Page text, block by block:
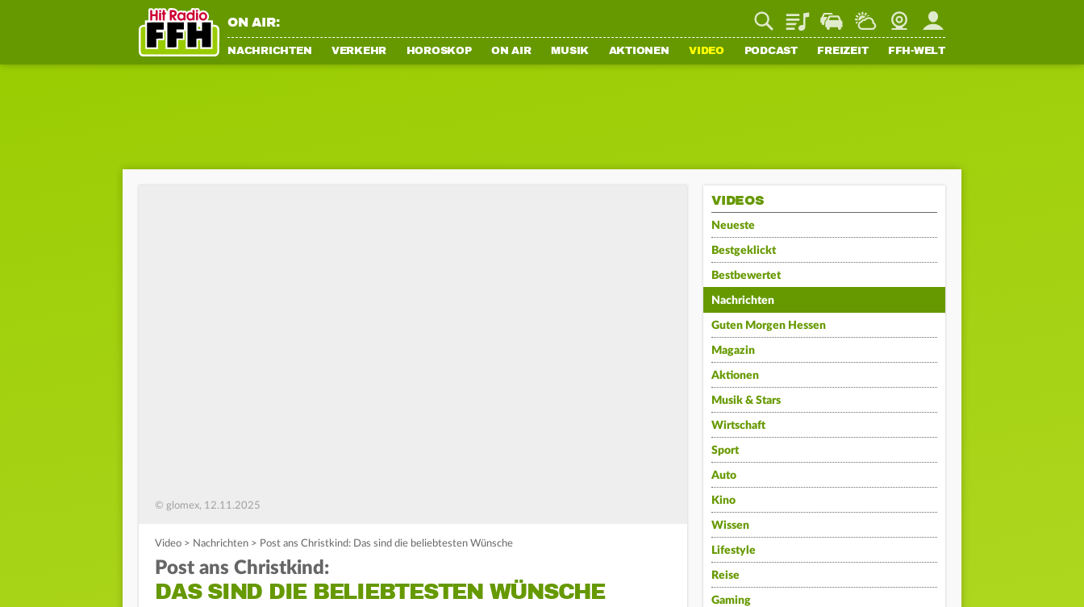
ON AIR: PlaylistStaupilotWetterWebcamMein FFH
NACHRICHTEN VERKEHR HOROSKOP ON AIR MUSIK AKTIONEN VIDEO PODCAST FREIZEIT FFH-WELT
© glomex, 12.11.2025
Video > Nachrichten > Post ans Christkind: Das sind die beliebtesten Wünsche
Post ans Christkind:
DAS SIND DIE BELIEBTESTEN WÜNSCHE
VIDEOS
Neueste
Bestgeklickt
Bestbewertet
Nachrichten
Guten Morgen Hessen
Magazin
Aktionen
Musik & Stars
Wirtschaft
Sport
Auto
Kino
Wissen
Lifestyle
Reise
Gaming